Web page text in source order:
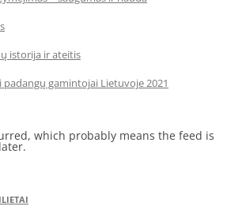
istorija ir ateitis
padangų gamintojai Lietuvoje 2021
which probably means the feed is